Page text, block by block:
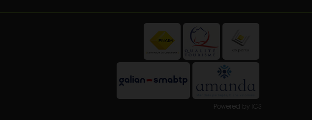
Powered by ICS